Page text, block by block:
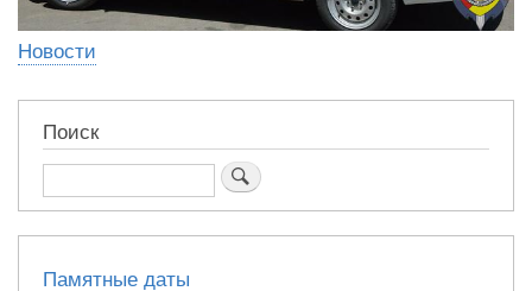
Новости
Поиск
Поиск
Памятные даты